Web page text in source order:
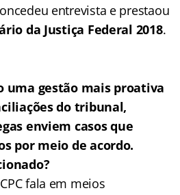
entrevista e prestaou
da Justiça Federal 2018.
uma gestão mais proativa
do tribunal,
enviem casos que
por meio de acordo.
fala em meios